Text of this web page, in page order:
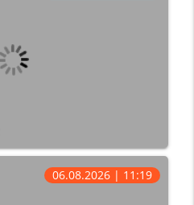
06.08.2026 | 11:19